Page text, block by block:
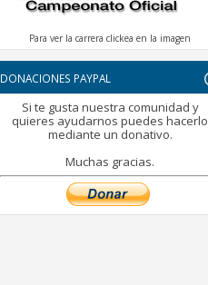
Para ver la carrera clickea en la imagen
DONACIONES PAYPAL
Si te gusta nuestra comunidad y
quieres ayudarnos puedes hacerlo
mediante un donativo.
Muchas gracias.